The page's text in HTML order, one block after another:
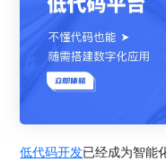
低代码开发已经成为智能